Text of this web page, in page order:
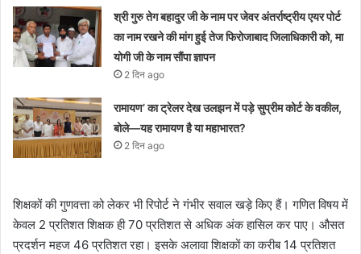
श्री गुरु तेग बहादुर जी के नाम पर जेवर अंतर्राष्ट्रीय एयर पोर्ट
का नाम रखने की मांग हुई तेज फिरोजाबाद जिलाधिकारी को, मा
योगी जी के नाम सौंपा ज्ञापन
2 दिन ago
रामायण’ का ट्रेलर देख उलझन में पड़े सुप्रीम कोर्ट के वकील,
बोले—यह रामायण है या महाभारत?
2 दिन ago
शिक्षकों की गुणवत्ता को लेकर भी रिपोर्ट ने गंभीर सवाल खड़े किए हैं। गणित विषय में
केवल 2 प्रतिशत शिक्षक ही 70 प्रतिशत से अधिक अंक हासिल कर पाए। औसत
प्रदर्शन महज 46 प्रतिशत रहा। इसके अलावा शिक्षकों का करीब 14 प्रतिशत